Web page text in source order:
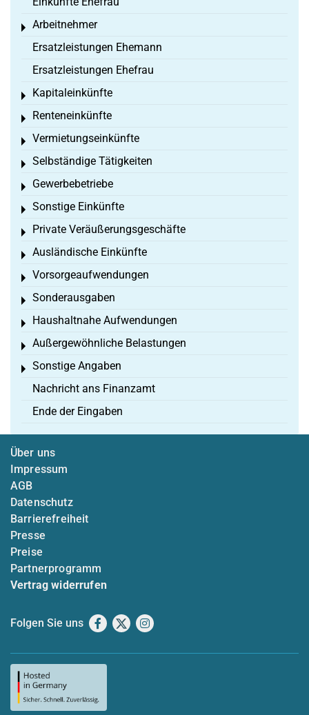
Arbeitnehmer
Toggle menu
Ersatzleistungen Ehemann
Ersatzleistungen Ehefrau
Kapitaleinkünfte
Toggle menu
Renteneinkünfte
Toggle menu
Vermietungseinkünfte
Toggle menu
Selbständige Tätigkeiten
Toggle menu
Gewerbebetriebe
Toggle menu
Sonstige Einkünfte
Toggle menu
Private Veräußerungsgeschäfte
Toggle menu
Ausländische Einkünfte
Toggle menu
Vorsorgeaufwendungen
Toggle menu
Sonderausgaben
Toggle menu
Haushaltnahe Aufwendungen
Toggle menu
Außergewöhnliche Belastungen
Toggle menu
Sonstige Angaben
Toggle menu
Nachricht ans Finanzamt
Ende der Eingaben
Über uns
Impressum
AGB
Datenschutz
Barrierefreiheit
Presse
Preise
Partnerprogramm
Vertrag widerrufen
Folgen Sie uns Facebook
X Instagram